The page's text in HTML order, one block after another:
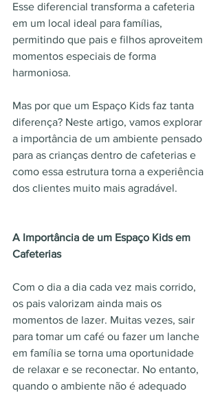
Esse diferencial transforma a cafeteria
em um local ideal para famílias,
permitindo que pais e filhos aproveitem
momentos especiais de forma
harmoniosa.
Mas por que um Espaço Kids faz tanta
diferença? Neste artigo, vamos explorar
a importância de um ambiente pensado
para as crianças dentro de cafeterias e
como essa estrutura torna a experiência
dos clientes muito mais agradável.
A Importância de um Espaço Kids em
Cafeterias
Com o dia a dia cada vez mais corrido,
os pais valorizam ainda mais os
momentos de lazer. Muitas vezes, sair
para tomar um café ou fazer um lanche
em família se torna uma oportunidade
de relaxar e se reconectar. No entanto,
quando o ambiente não é adequado